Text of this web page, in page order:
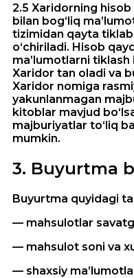
2.5 Xaridorning
bilan bog‘liq
tizimidan qayta
o‘chiriladi. Hisob
ma’lumotlarni
Xaridor tan oladi va
Xaridor nomiga
yakunlanmagan
kitoblar mavjud
majburiyatlar to‘liq
mumkin.
3. Buyurtma
Buyurtma quyidagi
— mahsulotlar
— mahsulot soni va
— shaxsiy